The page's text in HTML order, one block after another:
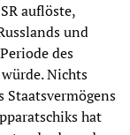
auflöste,
und
des
Nichts
Staatsvermögens
hat